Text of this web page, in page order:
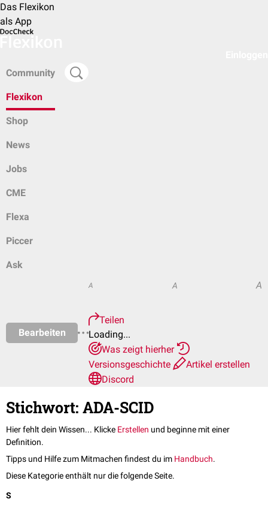
Das Flexikon
als App
Community
Flexikon
Shop
News
Jobs
CME
Flexa
Piccer
Ask
Bearbeiten
A A A
Teilen
Loading...
Was zeigt hierher
Versionsgeschichte
Artikel erstellen
Discord
Stichwort: ADA-SCID
Hier fehlt dein Wissen... Klicke Erstellen und beginne mit einer
Definition.
Tipps und Hilfe zum Mitmachen findest du im Handbuch.
Diese Kategorie enthält nur die folgende Seite.
S